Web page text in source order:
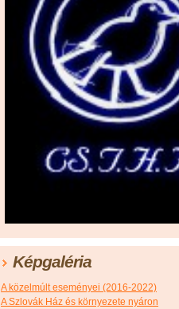
Képgaléria
A közelmúlt eseményei (2016-2022)
A Szlovák Ház és környezete nyáron